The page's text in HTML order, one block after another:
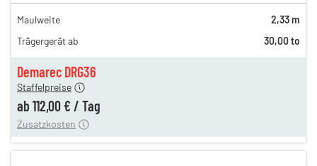
Demarec DRG36
194,00 €
162,00 €
135,00 €
Staffelpreise
ab 112,00 € / Tag
12,00 €
Zusatzkosten
Maulweite
2,33 m
Trägergerät ab
30,00 to